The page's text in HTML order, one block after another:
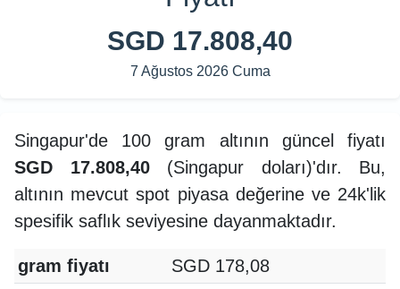
SGD 17.808,40
7 Ağustos 2026 Cuma
Singapur'de 100 gram altının güncel fiyatı
SGD 17.808,40(Singapur doları)'dır. Bu,
altının mevcut spot piyasa değerine ve 24k'lik
spesifik saflık seviyesine dayanmaktadır.
gram fiyatı
SGD 178,08